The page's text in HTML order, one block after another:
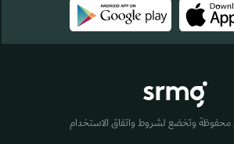
محفوظة وتخضع لشروط واتفاق الاستخدام